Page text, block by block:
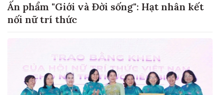
Ấn phẩm "Giới và Đời sống": Hạt nhân kết
nối nữ trí thức